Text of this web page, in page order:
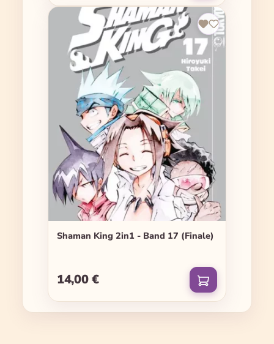
Shaman King 2in1 - Band 17 (Finale)
Regulärer Preis:
14,00 €